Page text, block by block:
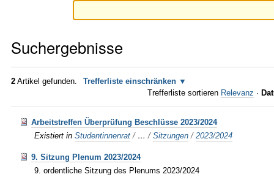
Suchergebnisse
2 Artikel gefunden.
Trefferliste einschränken
Trefferliste sortieren Relevanz ·
Arbeitstreffen Überprüfung Beschlüsse 2023/2024
Existiert in Studentinnenrat / …/Sitzungen /2023/2024
9. Sitzung Plenum 2023/2024
9. ordentliche Sitzung des Plenums 2023/2024